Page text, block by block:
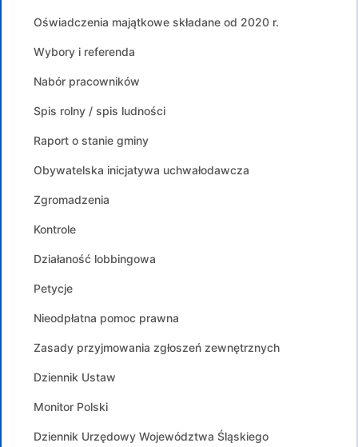
Oświadczenia majątkowe składane od 2020 r.
Wybory i referenda
Nabór pracowników
Spis rolny / spis ludności
Raport o stanie gminy
Obywatelska inicjatywa uchwałodawcza
Zgromadzenia
Kontrole
Działaność lobbingowa
Petycje
Nieodpłatna pomoc prawna
Zasady przyjmowania zgłoszeń zewnętrznych
Dziennik Ustaw
Monitor Polski
Dziennik Urzędowy Województwa Śląskiego